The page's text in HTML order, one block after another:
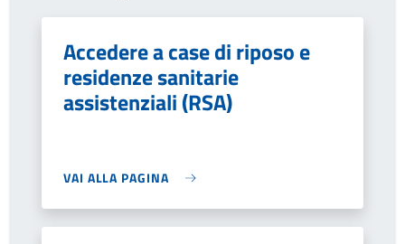
Accedere a case di riposo e
residenze sanitarie
assistenziali (RSA)
VAI ALLA PAGINA